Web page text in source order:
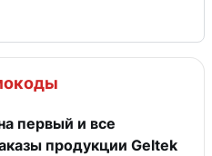
первый и все
продукции Geltek